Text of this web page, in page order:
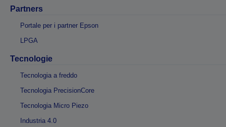
Partners
Portale per i partner Epson
LPGA
Tecnologie
Tecnologia a freddo
Tecnologia PrecisionCore
Tecnologia Micro Piezo
Industria 4.0